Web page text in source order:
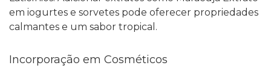
em iogurtes e sorvetes pode oferecer propriedades
calmantes e um sabor tropical.
Incorporação em Cosméticos